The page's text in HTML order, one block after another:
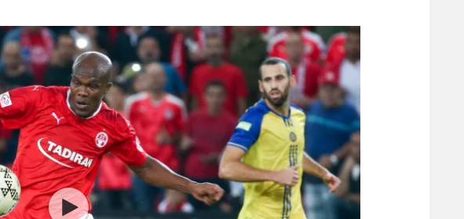
תקנון משתתפים וזוכים בפרסים
תקנון עבור פעילות אלקטרה
תקנון עבור פעילות ספורט 1 – "מרלן"
טניס
גיימינג E-Sports
תנאי שימוש
מדיניות פרטיות
הפועל תל אביב
הפועל חיפה
הפועל באר שבע
מכבי נתניה
בני יהודה